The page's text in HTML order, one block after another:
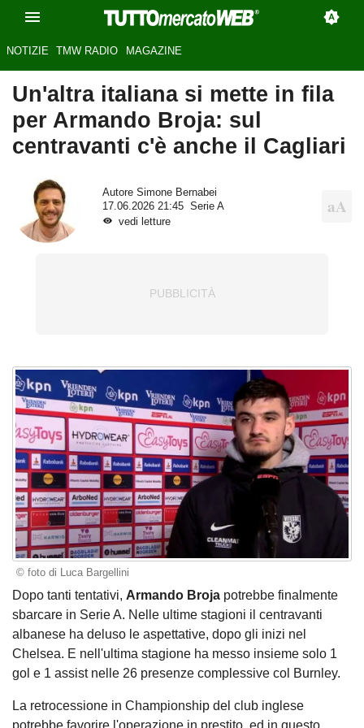
NOTIZIE TMW RADIO MAGAZINE
Un'altra italiana si mette in fila
per Armando Broja: sul
centravanti c'è anche il Cagliari
Autore Simone Bernabei
17.06.2026 21:45
Serie A
vedi letture
© foto di Luca Bargellini
Dopo tanti tentativi, Armando Broja potrebbe finalmente
sbarcare in Serie A. Nelle ultime stagioni il centravanti
albanese ha deluso le aspettative, dopo gli inizi nel
Chelsea. E nell'ultima stagione ha messo insieme solo 1
gol e 1 assist nelle 26 presenze complessive col Burnley.
La retrocessione in Championship del club inglese